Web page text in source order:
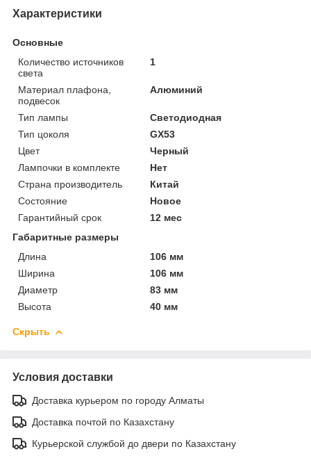
Характеристики
Основные
Количество источников
света
1
Материал плафона,
подвесок
Алюминий
Тип лампы
Светодиодная
Тип цоколя
GX53
Цвет
Черный
Лампочки в комплекте
Нет
Страна производитель
Китай
Состояние
Новое
Гарантийный срок
12 мес
Габаритные размеры
Длина
106 мм
Ширина
106 мм
Диаметр
83 мм
Высота
40 мм
Скрыть
Условия доставки
Доставка курьером по городу Алматы
Доставка почтой по Казахстану
Курьерской службой до двери по Казахстану